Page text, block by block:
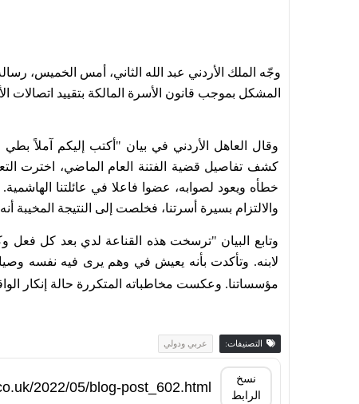
وجّه الملك الأردني عبد الله الثاني، أمس الخميس،
المشكل بموجب قانون الأسرة المالكة بتقييد اتصالات
وقال العاهل الأردني في بيان "أكتب إليكم آملاً
كشف تفاصيل قضية الفتنة العام الماضي، اخترت
خطأه ويعود لصوابه، عضوا فاعلا في عائلتنا
والالتزام بسيرة أسرتنا، فخلصت إلى النتيجة المخيبة
وتابع البيان "ترسخت هذه القناعة لدي بعد كل فعل
لابنه. وتأكدت بأنه يعيش في وهم يرى فيه نفسه
مؤسساتنا. وعكست مخاطباته المتكررة حالة إنكار
التصنيفات: عربي ودولي
نسخ
الرابط